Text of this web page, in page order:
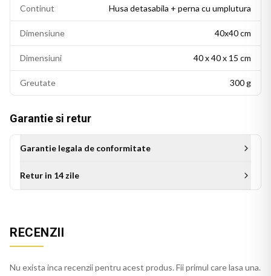
ocazie. Un produs de colectie care va fi apreciat de orice fan
K-pop, potrivit pe pat, canapea sau fotoliu.
Perna galben se integreaza usor in decorul casei, pe orice
Continut Husa detasabila + perna cu umplutura
Dimensiune 40x40 cm
Dimensiuni 40 x 40 x 15 cm
Greutate 300 g
Garantie si retur
Garantie legala de conformitate
Retur in 14 zile
RECENZII
Nu exista inca recenzii pentru acest produs. Fii primul care lasa una.